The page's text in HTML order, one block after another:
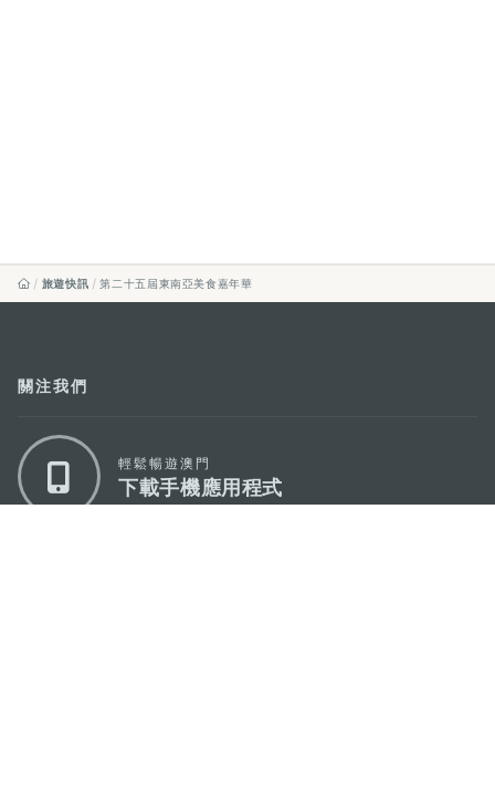
旅遊快訊 第二十五屆東南亞美食嘉年華
關注我們
輕鬆暢遊澳門
下載手機應用程式